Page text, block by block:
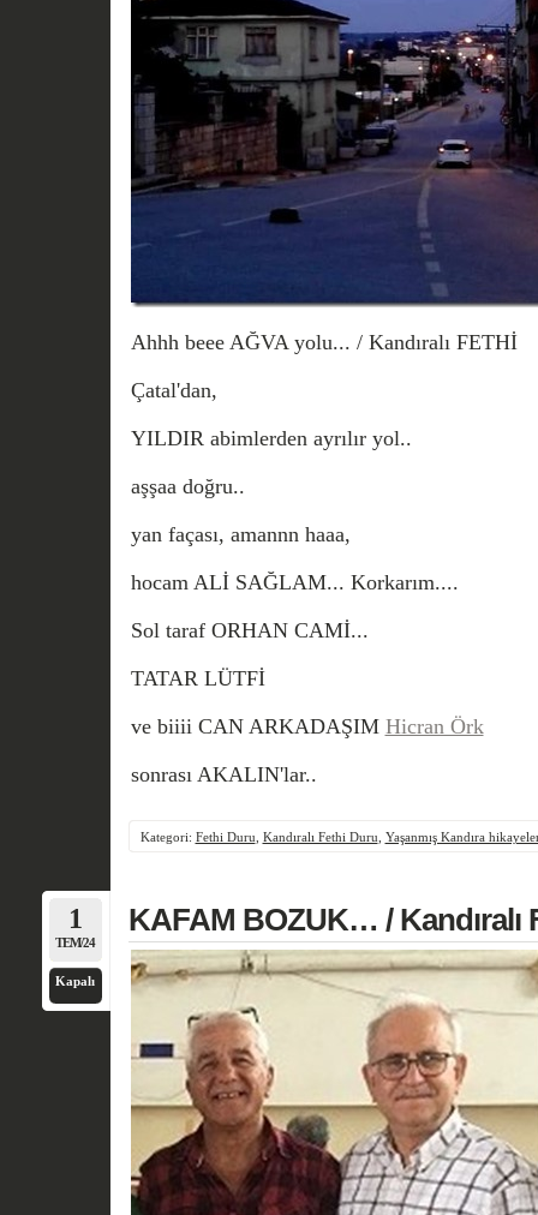
Ahhh beee AĞVA yolu... / Kandıralı FETHİ
Çatal'dan,
YILDIR abimlerden ayrılır yol..
aşşaa doğru..
yan façası, amannn haaa,
hocam ALİ SAĞLAM... Korkarım....
Sol taraf ORHAN CAMİ...
TATAR LÜTFİ
ve biiii CAN ARKADAŞIM Hicran Örk
sonrası AKALIN'lar..
Kategori: Fethi Duru Kandıralı Fethi Duru Yaşanmış Kandıra
1
TEM/24
Kapalı
KAFAM BOZUK… / Kandıralı